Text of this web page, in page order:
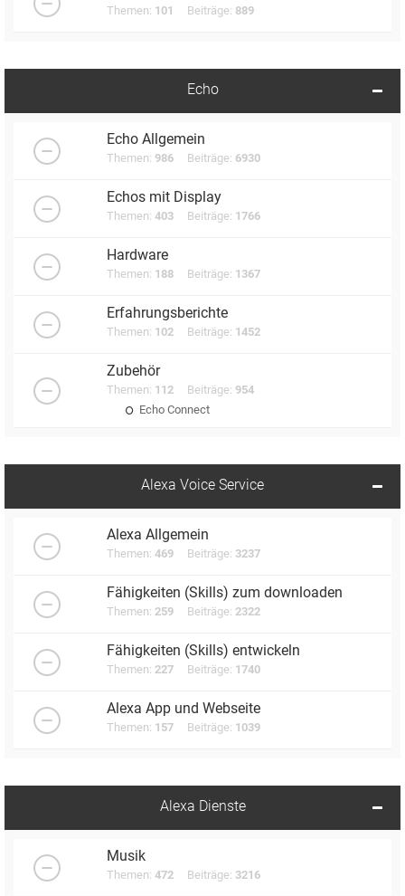
Themen: 101 Beiträge: 889
Echo
Echo Allgemein
Themen: 986 Beiträge: 6930
Echos mit Display
Themen: 403 Beiträge: 1766
Hardware
Themen: 188 Beiträge: 1367
Erfahrungsberichte
Themen: 102 Beiträge: 1452
Zubehör
Themen: 112 Beiträge: 954
Echo Connect
Alexa Voice Service
Alexa Allgemein
Themen: 469 Beiträge: 3237
Fähigkeiten (Skills) zum downloaden
Themen: 259 Beiträge: 2322
Fähigkeiten (Skills) entwickeln
Themen: 227 Beiträge: 1740
Alexa App und Webseite
Themen: 157 Beiträge: 1039
Alexa Dienste
Musik
Themen: 472 Beiträge: 3216